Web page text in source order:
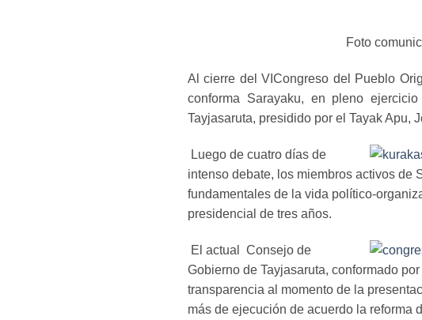
Foto comunicacion
Al cierre del VICongreso del Pueblo
conforma Sarayaku, en pleno
Tayjasaruta, presidido por el Tayak Apu,
Luego de cuatro días de
intenso debate, los miembros activos de
fundamentales de la vida político-
presidencial de tres años.
El actual
Consejo de
Gobierno de Tayjasaruta, conformado
transparencia al momento de la
más de ejecución de acuerdo la reforma